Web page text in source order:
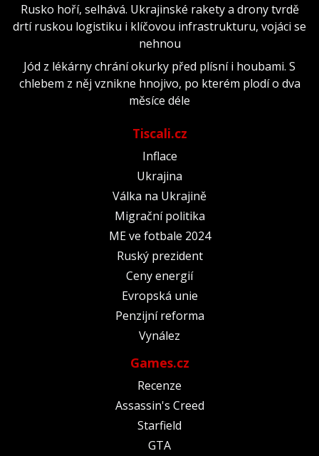
Rusko hoří, selhává. Ukrajinské rakety a drony tvrdě
drtí ruskou logistiku i klíčovou infrastrukturu, vojáci se
nehnou
Jód z lékárny chrání okurky před plísní i houbami. S
chlebem z něj vznikne hnojivo, po kterém plodí o dva
měsíce déle
Tiscali.cz
Inflace
Ukrajina
Válka na Ukrajině
Migrační politika
ME ve fotbale 2024
Ruský prezident
Ceny energií
Evropská unie
Penzijní reforma
Vynález
Games.cz
Recenze
Assassin's Creed
Starfield
GTA